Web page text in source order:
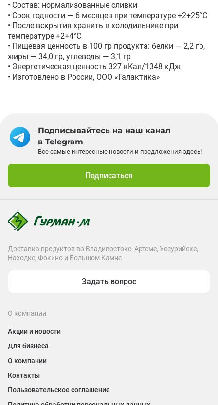
• Состав: нормализованные сливки
• Срок годности — 6 месяцев при температуре +2+25°С
• После вскрытия хранить в холодильнике при
температуре +2+4°С
• Пищевая ценность в 100 гр продукта: белки — 2,2 гр,
жиры — 34,0 гр, углеводы — 3,1 гр
• Энергетическая ценность 327 кКал/1348 кДж
• Изготовлено в России, ООО «Галактика»
Подписывайтесь на наш канал
в Telegram
Все самые интересные новости и предложения здесь!
Подписаться
О компании
Акции и новости
Для бизнеса
О компании
Контакты
Пользовательское соглашение
Доставка продуктов во Владивостоке, Артеме, Уссурийске,
Находке, Фокино и Большом Камне
Задать вопрос